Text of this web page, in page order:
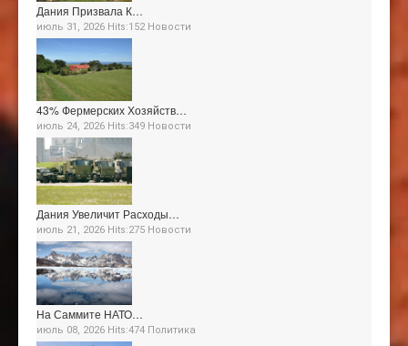
Дания Призвала К…
июль 31, 2026 Hits:152 Новости
43% Фермерских Хозяйств…
июль 24, 2026 Hits:349 Новости
Дания Увеличит Расходы…
июль 21, 2026 Hits:275 Новости
На Саммите НАТО…
июль 08, 2026 Hits:474 Политика